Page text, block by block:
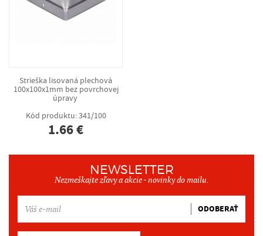
Strieška lisovaná plechová
100x100x1mm bez povrchovej
úpravy
Kód produktu: 341/100
1.66 €
NEWSLETTER
Nezmeškajte zľavy a akcie - novinky do mailu.
ODOBERAŤ